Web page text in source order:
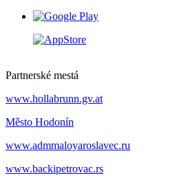
Partnerské mestá
www.hollabrunn.gv.at
Město Hodonín
www.admmaloyaroslavec.ru
www.backipetrovac.rs